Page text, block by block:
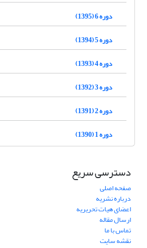
دوره 6 (1395)
دوره 5 (1394)
دوره 4 (1393)
دوره 3 (1392)
دوره 2 (1391)
دوره 1 (1390)
دسترسی سریع
صفحه اصلی
درباره نشریه
اعضای هیات تحریریه
ارسال مقاله
تماس با ما
نقشه سایت